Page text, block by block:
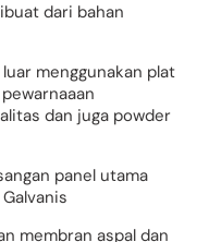
dari bahan
menggunakan plat
dan juga powder
panel utama
membran aspal dan